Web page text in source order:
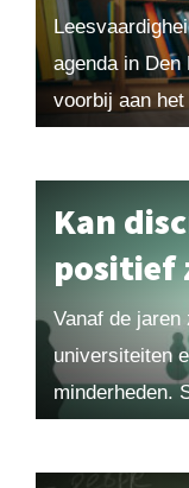
agenda in
voorbij aan
Kan
positief
Vanaf de
universiteiten
minderheden.